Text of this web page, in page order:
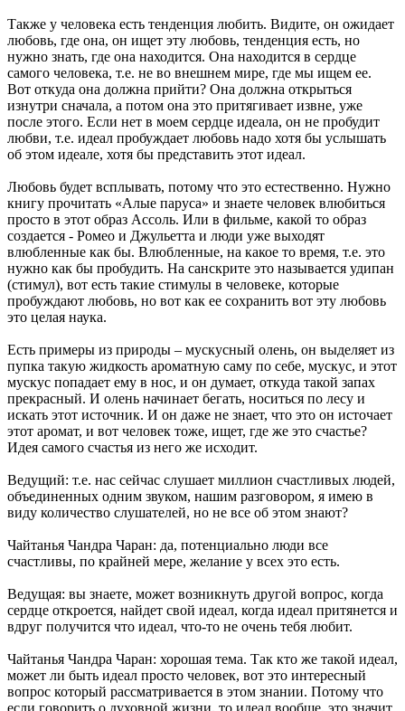
Также у человека есть тенденция любить. Видите, он ожидает
любовь, где она, он ищет эту любовь, тенденция есть, но
нужно знать, где она находится. Она находится в сердце
самого человека, т.е. не во внешнем мире, где мы ищем ее.
Вот откуда она должна прийти? Она должна открыться
изнутри сначала, а потом она это притягивает извне, уже
после этого. Если нет в моем сердце идеала, он не пробудит
любви, т.е. идеал пробуждает любовь надо хотя бы услышать
об этом идеале, хотя бы представить этот идеал.
Любовь будет всплывать, потому что это естественно. Нужно
книгу прочитать «Алые паруса» и знаете человек влюбиться
просто в этот образ Ассоль. Или в фильме, какой то образ
создается - Ромео и Джульетта и люди уже выходят
влюбленные как бы. Влюбленные, на какое то время, т.е. это
нужно как бы пробудить. На санскрите это называется удипан
(стимул), вот есть такие стимулы в человеке, которые
пробуждают любовь, но вот как ее сохранить вот эту любовь
это целая наука.
Есть примеры из природы – мускусный олень, он выделяет из
пупка такую жидкость ароматную саму по себе, мускус, и этот
мускус попадает ему в нос, и он думает, откуда такой запах
прекрасный. И олень начинает бегать, носиться по лесу и
искать этот источник. И он даже не знает, что это он источает
этот аромат, и вот человек тоже, ищет, где же это счастье?
Идея самого счастья из него же исходит.
Ведущий: т.е. нас сейчас слушает миллион счастливых людей,
объединенных одним звуком, нашим разговором, я имею в
виду количество слушателей, но не все об этом знают?
Чайтанья Чандра Чаран: да, потенциально люди все
счастливы, по крайней мере, желание у всех это есть.
Ведущая: вы знаете, может возникнуть другой вопрос, когда
сердце откроется, найдет свой идеал, когда идеал притянется и
вдруг получится что идеал, что-то не очень тебя любит.
Чайтанья Чандра Чаран: хорошая тема. Так кто же такой идеал,
может ли быть идеал просто человек, вот это интересный
вопрос который рассматривается в этом знании. Потому что
если говорить о духовной жизни, то идеал вообще, это значит